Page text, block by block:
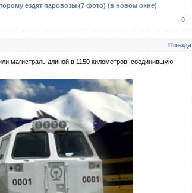
ездят паровозы (7 фото) (в новом окне)
0
Поезда
магистраль длиной в 1150 километров, соединившую